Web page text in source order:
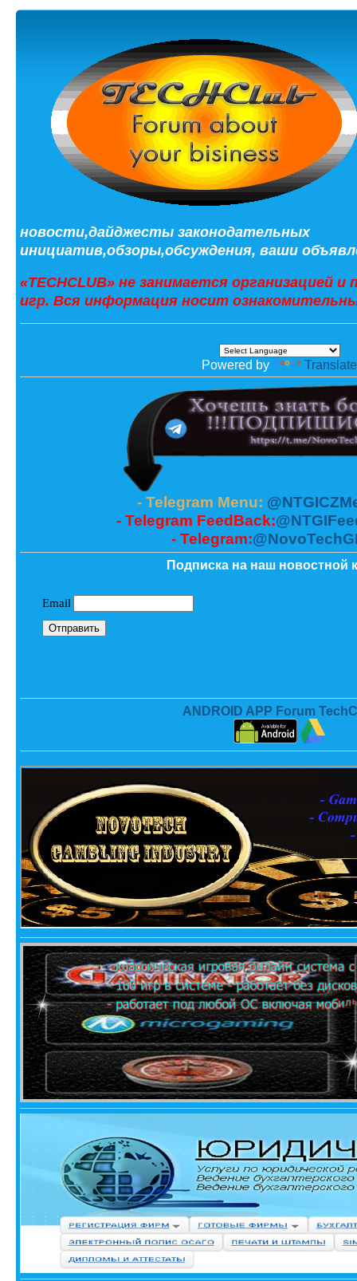
новости,дайджесты законодательных
инициатив,обзоры,обсуждения, ваши
«TECHCLUB» не занимается организацией
игр. Вся информация носит
Powered by Translate
- Telegram Menu:
- Telegram FeedBack:
- Telegram:
Подписка на наш новостной
ANDROID APP Forum